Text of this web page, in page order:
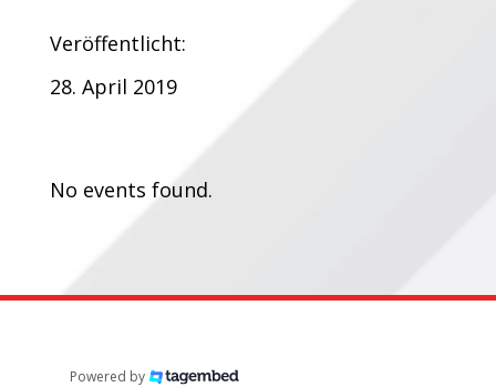
Veröffentlicht:
28. April 2019
No events found.
Powered by